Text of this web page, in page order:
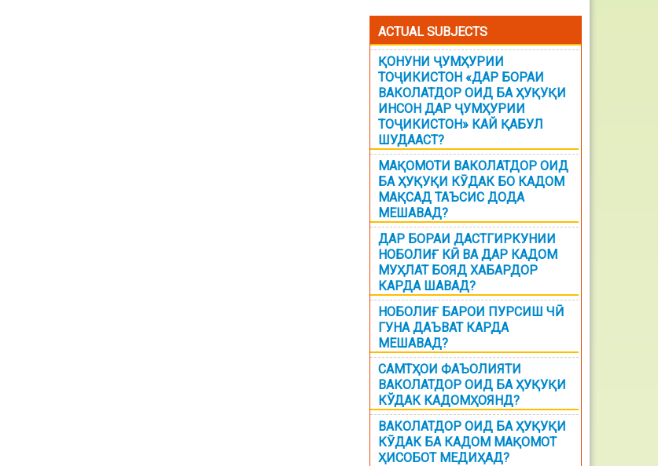
ACTUAL SUBJECTS
ҚОНУНИ ҶУМҲУРИИ
ТОҶИКИСТОН «ДАР БОРАИ
ВАКОЛАТДОР ОИД БА ҲУҚУҚИ
ИНСОН ДАР ҶУМҲУРИИ
ТОҶИКИСТОН» КАЙ ҚАБУЛ
ШУДААСТ?
МАҚОМОТИ ВАКОЛАТДОР ОИД
БА ҲУҚУҚИ КӮДАК БО КАДОМ
МАҚСАД ТАЪСИС ДОДА
МЕШАВАД?
ДАР БОРАИ ДАСТГИРКУНИИ
НОБОЛИҒ КӢ ВА ДАР КАДОМ
МУҲЛАТ БОЯД ХАБАРДОР
КАРДА ШАВАД?
НОБОЛИҒ БАРОИ ПУРСИШ ЧӢ
ГУНА ДАЪВАТ КАРДА
МЕШАВАД?
САМТҲОИ ФАЪОЛИЯТИ
ВАКОЛАТДОР ОИД БА ҲУҚУҚИ
КЎДАК КАДОМҲОЯНД?
ВАКОЛАТДОР ОИД БА ҲУҚУҚИ
КӮДАК БА КАДОМ МАҚОМОТ
ҲИСОБОТ МЕДИҲАД?